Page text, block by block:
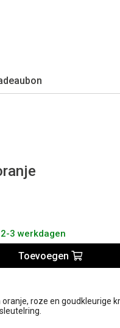
3 werkdagen
Toevoegen
roze en goudkleurige